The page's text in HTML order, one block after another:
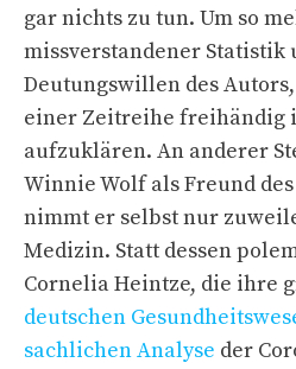
gar nichts zu tun. Um so
missverstandener Statistik
Deutungswillen des
einer Zeitreihe freihändig
aufzuklären. An anderer
Winnie Wolf als Freund des
nimmt er selbst nur
Medizin. Statt dessen
Cornelia Heintze, die ihre
deutschen
sachlichen Analyse der